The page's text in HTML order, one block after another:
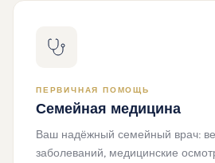
ПЕРВИЧНАЯ ПОМОЩЬ
Семейная медицина
Ваш надёжный семейный врач:
заболеваний, медицинские